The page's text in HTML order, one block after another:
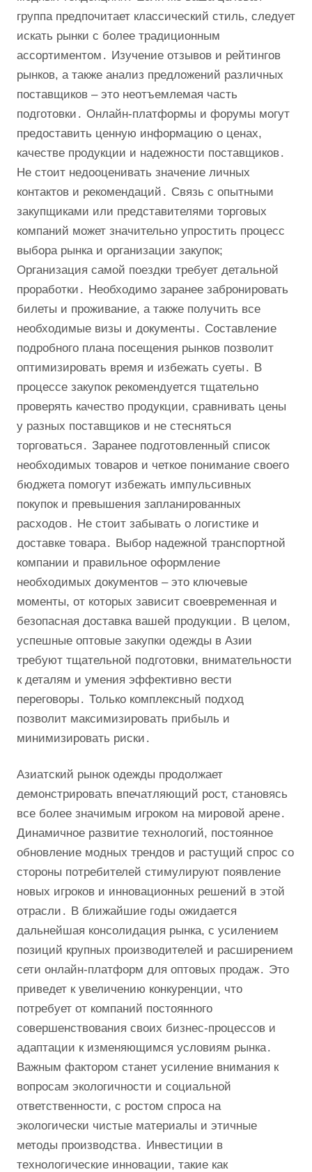
группа предпочитает классический стиль, следует
искать рынки с более традиционным
ассортиментом․ Изучение отзывов и рейтингов
рынков, а также анализ предложений различных
поставщиков – это неотъемлемая часть
подготовки․ Онлайн-платформы и форумы могут
предоставить ценную информацию о ценах,
качестве продукции и надежности поставщиков․
Не стоит недооценивать значение личных
контактов и рекомендаций․ Связь с опытными
закупщиками или представителями торговых
компаний может значительно упростить процесс
выбора рынка и организации закупок;
Организация самой поездки требует детальной
проработки․ Необходимо заранее забронировать
билеты и проживание, а также получить все
необходимые визы и документы․ Составление
подробного плана посещения рынков позволит
оптимизировать время и избежать суеты․ В
процессе закупок рекомендуется тщательно
проверять качество продукции, сравнивать цены
у разных поставщиков и не стесняться
торговаться․ Заранее подготовленный список
необходимых товаров и четкое понимание своего
бюджета помогут избежать импульсивных
покупок и превышения запланированных
расходов․ Не стоит забывать о логистике и
доставке товара․ Выбор надежной транспортной
компании и правильное оформление
необходимых документов – это ключевые
моменты, от которых зависит своевременная и
безопасная доставка вашей продукции․ В целом,
успешные оптовые закупки одежды в Азии
требуют тщательной подготовки, внимательности
к деталям и умения эффективно вести
переговоры․ Только комплексный подход
позволит максимизировать прибыль и
минимизировать риски․
Азиатский рынок одежды продолжает
демонстрировать впечатляющий рост, становясь
все более значимым игроком на мировой арене․
Динамичное развитие технологий, постоянное
обновление модных трендов и растущий спрос со
стороны потребителей стимулируют появление
новых игроков и инновационных решений в этой
отрасли․ В ближайшие годы ожидается
дальнейшая консолидация рынка, с усилением
позиций крупных производителей и расширением
сети онлайн-платформ для оптовых продаж․ Это
приведет к увеличению конкуренции, что
потребует от компаний постоянного
совершенствования своих бизнес-процессов и
адаптации к изменяющимся условиям рынка․
Важным фактором станет усиление внимания к
вопросам экологичности и социальной
ответственности, с ростом спроса на
экологически чистые материалы и этичные
методы производства․ Инвестиции в
технологические инновации, такие как